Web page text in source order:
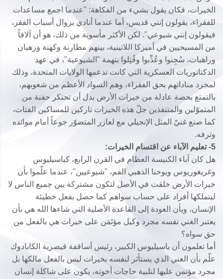
الخيرات، فكان يقول بشيء من الفكاهة: "عندما اجمع مساعدات
للفقراء، يقولون إنني قديس، أما عندما أنادي بزوال أسباب الفقر،
فيقولون إنني شيوعي". لكن الأكثر مأسوية من ذلك، هو أن آلافاً
من المسيحيين في أميركا اللاتينية، بينهم مطارنة وكهنة ورهبان
وراهبات، سُجِنوا وعُذِّبوا وقُتِلوا بتهمة "الشيوعية"، في عهد
الدكتاتوريات العسكرية التي كانت تدعمها الولايات المتحدة، وذلك
لمجرد مناداتهم بحق الفقراء، وهم السواد الأعظم من شعوبهم،
بالتمتع بحصة عادلة من خيرات الأرض بدل أن تحتكر حفنة من
المتموّلين والمتنفذين جلّ هذه الخيرات تاركين للمساكين الفتات،
كما صنع غنيّ المثل الإنجيلي مع لعازر المتضوّر جوعاً أمام موائده
وترفه.
5- تعليم الآباء عن اقتسام الخيرات:
هل كان آباء الكنيسة العظام في القرن الرابع، كباسيليوس
وغريغوريوس ويوحنا الذهبي الفم، "شيوعيين"، عندما علّموا بأن
خيرات الأرض خلقت في الأصل لتكون مشتركة بين جميع الناس لا
ليتملكها أفراد على حساب سواهم كما حصل بفعل خطيئة
الإنسان، وبأن العودة إلى القاعدة الأصلية التي شاءها الله هي بأن
يعتبر الغني نفسه مجرد وكيل مؤتَمَن على خيرات هي بالفعل من
حق سواه؟
أما تعلمون أن باسيليوس الكبير، رئيس أساقفة قيصرية الكابادوك
علّم بأن الغني الذي يستأثر لنفسه بخيرات ليس بالفعل مالكها بل
مجرد مؤتمن عليها لتلبية حاجات أخوته، يكون على شاكلة إنسان